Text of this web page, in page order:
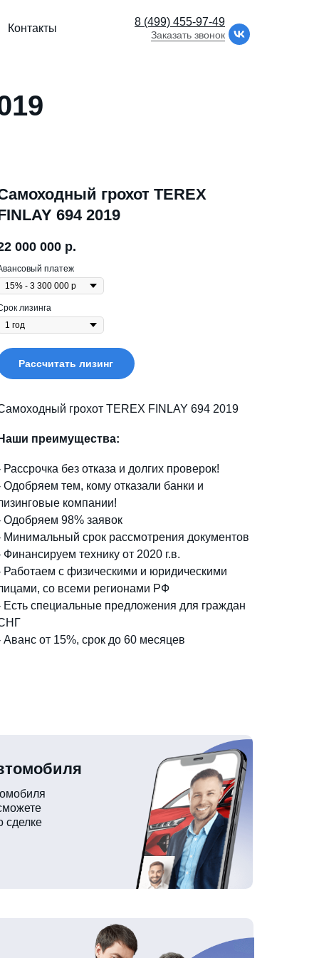
Контакты
8 (499) 455-97-49
Заказать звонок
грохот TEREX
694 2019
000 000 р.
платеж
лизинга
Рассчитать лизинг
грохот TEREX FINLAY 694 2019
преимущества:
Рассрочка без отказа и долгих проверок!
Одобряем тем, кому отказали банки и
компании!
Одобряем 98% заявок
Минимальный срок рассмотрения документов
Финансируем технику от 2020 г.в.
Работаем с физическими и юридическими
со всеми регионами РФ
Есть специальные предложения для граждан
Аванс от 15%, срок до 60 месяцев
сделке